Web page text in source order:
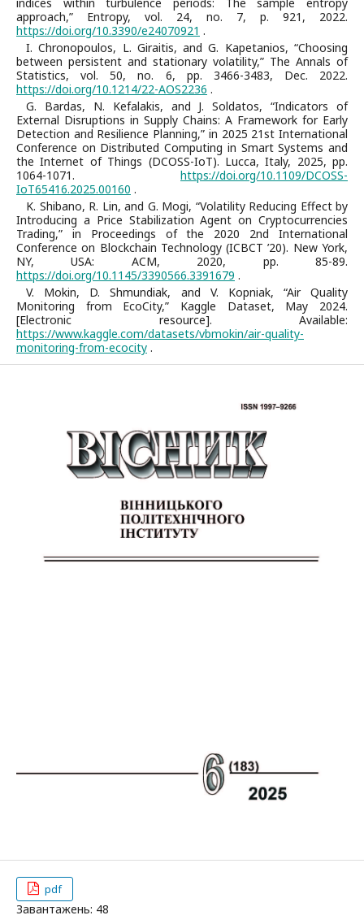
approach,” Entropy, vol. 24, no. 7, p. 921, 2022.
https://doi.org/10.3390/e24070921 .
I. Chronopoulos, L. Giraitis, and G. Kapetanios, “Choosing
between persistent and stationary volatility,” The Annals of
Statistics, vol. 50, no. 6, pp. 3466-3483, Dec. 2022.
https://doi.org/10.1214/22-AOS2236 .
G. Bardas, N. Kefalakis, and J. Soldatos, “Indicators of
External Disruptions in Supply Chains: A Framework for Early
Detection and Resilience Planning,” in 2025 21st International
Conference on Distributed Computing in Smart Systems and
the Internet of Things (DCOSS-IoT). Lucca, Italy, 2025, pp.
1064-1071. https://doi.org/10.1109/DCOSS-
IoT65416.2025.00160 .
K. Shibano, R. Lin, and G. Mogi, “Volatility Reducing Effect by
Introducing a Price Stabilization Agent on Cryptocurrencies
Trading,” in Proceedings of the 2020 2nd International
Conference on Blockchain Technology (ICBCT ’20). New York,
NY, USA: ACM, 2020, pp. 85-89.
https://doi.org/10.1145/3390566.3391679 .
V. Mokin, D. Shmundiak, and V. Kopniak, “Air Quality
Monitoring from EcoCity,” Kaggle Dataset, May 2024.
[Electronic resource]. Available:
https://www.kaggle.com/datasets/vbmokin/air-quality-
monitoring-from-ecocity .
pdf
Завантажень: 48